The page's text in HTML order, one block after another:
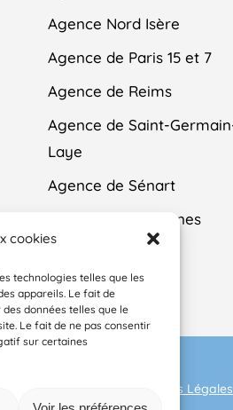
cookies
technologies telles que les
appareils. Le fait de
données telles que le
Le fait de ne pas consentir
sur certaines
Agence Nord Isère
Agence de Paris 15 et 7
Agence de Reims
Agence de Saint-
Laye
Agence de Sénart
Agence de Vincennes
Mentions Légales